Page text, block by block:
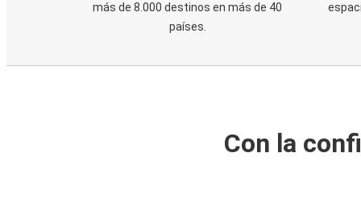
más de 8.000 destinos en más de 40
países.
Con la